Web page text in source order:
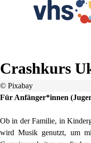
Crashkurs
© Pixabay
Für Anfänger*innen
Ob in der Familie, in
wird Musik genutzt, um